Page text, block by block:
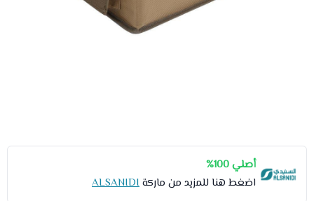
أصلي 100%
اضغط هنا للمزيد من ماركةALSANIDI